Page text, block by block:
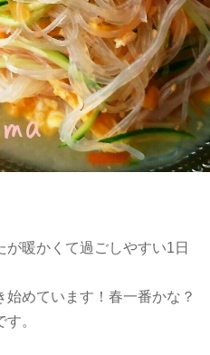
暖かくて過ごしやすい1日
めています！春一番かな？
。